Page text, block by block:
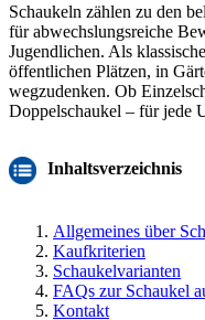
Schaukeln zählen zu den
für abwechslungsreiche
Jugendlichen. Als
öffentlichen Plätzen, in
wegzudenken. Ob
Doppelschaukel – für jede
Inhaltsverzeichnis
Allgemeines über
Kaufkriterien
Schaukelvarianten
FAQs zur Schaukel
Kontakt